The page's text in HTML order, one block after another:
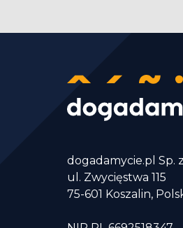
dogadamycie.pl Sp.
ul. Zwycięstwa 115
75-601 Koszalin,